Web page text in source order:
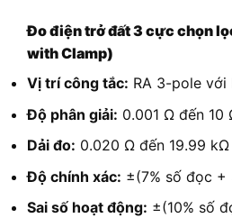
Đo điện trở đất 3 cực chọn
with Clamp)
Vị trí công tắc: RA 3-pole với
Độ phân giải: 0.001 Ω đến 10
Dải đo: 0.020 Ω đến 19.99 kΩ
Độ chính xác: ±(7% số đọc +
Sai số hoạt động: ±(10% số